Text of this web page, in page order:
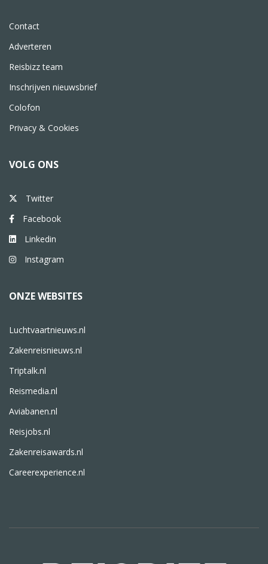
Contact
Adverteren
Reisbizz team
Inschrijven nieuwsbrief
Colofon
Privacy & Cookies
VOLG ONS
Twitter
Facebook
Linkedin
Instagram
ONZE WEBSITES
Luchtvaartnieuws.nl
Zakenreisnieuws.nl
Triptalk.nl
Reismedia.nl
Aviabanen.nl
Reisjobs.nl
Zakenreisawards.nl
Careerexperience.nl